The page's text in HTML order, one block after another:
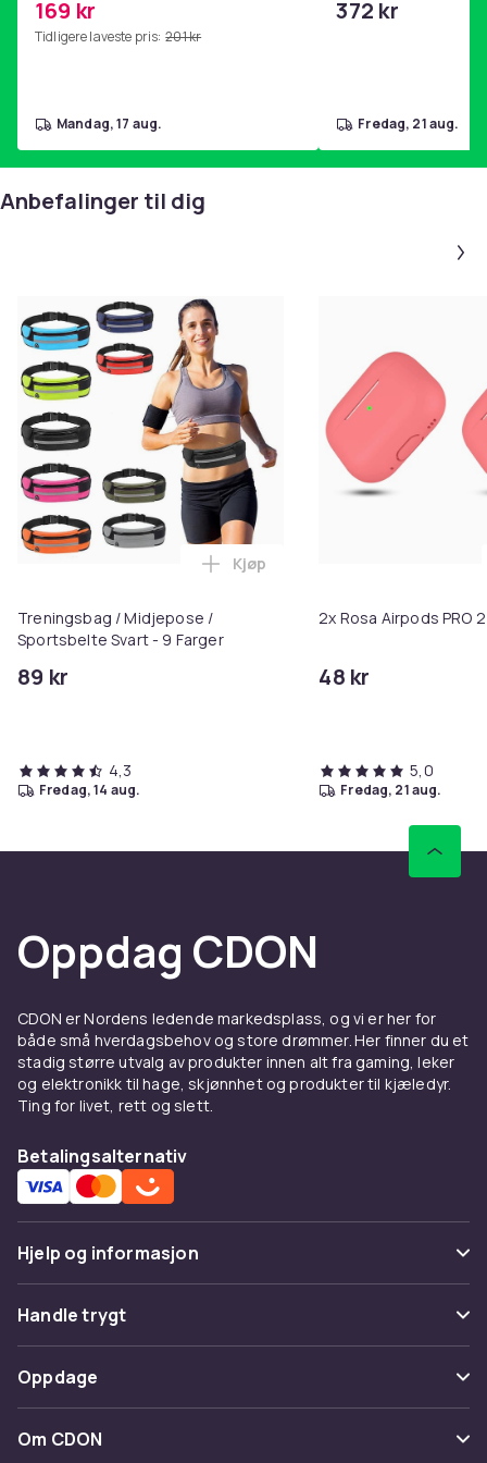
Grön Sportbälte Joggning,Resa,Träning
Artikkel nr.
fbf5cc6d-a05c-46b7-ac89-80c4a0b1a1d0
hjemmegymnastikk Pink
169 kr
Tidligere laveste pris: 201 kr
mandag, 17 aug.
372 kr
fredag, 21 aug.
Anbefalinger til dig
Treningsbag / Midjepose /
Sportsbelte Svart - 9 Farger
89 kr
Legg Treningsbag / Midjepose
Kjøp
4,3
fredag, 14 aug.
2x Rosa Airpods PRO
48 kr
5,0
fredag, 21 aug.
Oppdag CDON
CDON er Nordens ledende markedsplass, og vi er her for
både små hverdagsbehov og store drømmer. Her finner du et
stadig større utvalg av produkter innen alt fra gaming, leker
og elektronikk til hage, skjønnhet og produkter til kjæledyr.
Ting for livet, rett og slett.
Betalingsalternativ
Hjelp og informasjon
Vanlige spørsmål
Spor pakke
Angre & returner her
Kontakt oss
Handle trygt
Betaling
Levering
Oppdage
Kategorier
Om CDON